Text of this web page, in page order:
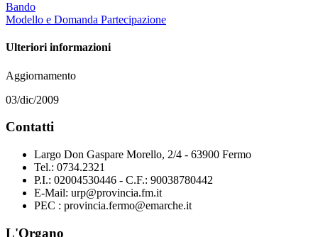
Bando
Modello e Domanda Partecipazione
Ulteriori informazioni
Aggiornamento
03/dic/2009
Contatti
Largo Don Gaspare Morello, 2/4 - 63900 Fermo
Tel.: 0734.2321
P.I.: 02004530446 - C.F.: 90038780442
E-Mail: urp@provincia.fm.it
PEC : provincia.fermo@emarche.it
L'Organo